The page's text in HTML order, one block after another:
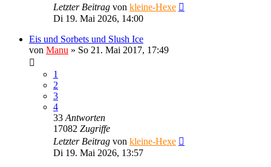
Letzter Beitrag von kleine-Hexe
Di 19. Mai 2026, 14:00
Eis und Sorbets und Slush Ice
von Manu » So 21. Mai 2017, 17:49
1
2
3
4
33 Antworten
17082 Zugriffe
Letzter Beitrag von kleine-Hexe
Di 19. Mai 2026, 13:57